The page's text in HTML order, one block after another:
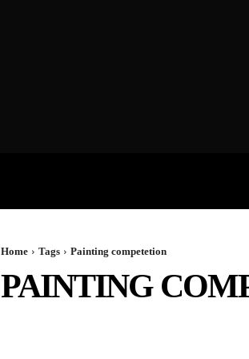
Home Tags Painting competetion
PAINTING